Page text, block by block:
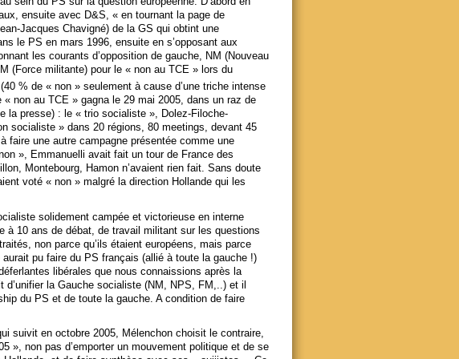
ensuite avec D&S, « en tournant la page de
Jacques Chavigné) de la GS qui obtint une
le PS en mars 1996, ensuite en s’opposant aux
les courants d’opposition de gauche, NM (Nouveau
(Force militante) pour le « non au TCE » lors du
% de « non » seulement à cause d’une triche intense
non au TCE » gagna le 29 mai 2005, dans un raz de
la presse) : le « trio socialiste », Dolez-Filoche-
socialiste » dans 20 régions, 80 meetings, devant 45
faire une autre campagne présentée comme une
», Emmanuelli avait fait un tour de France des
Montebourg, Hamon n’avaient rien fait. Sans doute
voté « non » malgré la direction Hollande qui les
solidement campée et victorieuse en interne
à 10 ans de débat, de travail militant sur les questions
non parce qu’ils étaient européens, mais parce
pu faire du PS français (allié à toute la gauche !)
libérales que nous connaissions après la
la Gauche socialiste (NM, NPS, FM,..) et il
du PS et de toute la gauche. A condition de faire
suivit en octobre 2005, Mélenchon choisit le contraire,
», non pas d’emporter un mouvement politique et de se